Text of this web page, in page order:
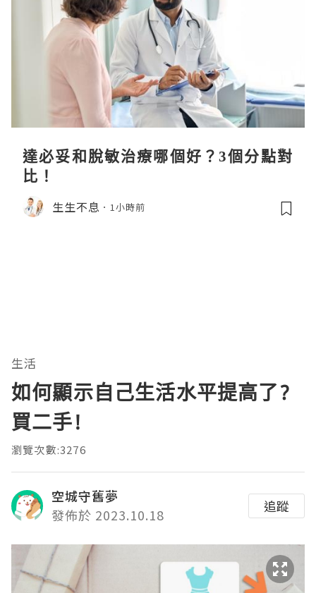
達必妥和脫敏治療哪個好？3個分點對
比！
生生不息 1小時前
生活
如何顯示自己生活水平提高了?
買二手!
瀏覽次數:3276
空城守舊夢
發佈於 2023.10.18
追蹤